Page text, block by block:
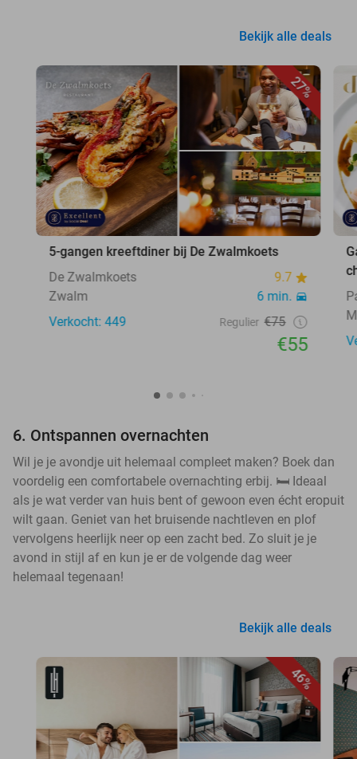
Bekijk alle deals
27%
5-gangen kreeftdiner bij De Zwalmkoets
De Zwalmkoets
9.7
Zwalm
6 min.
Verkocht: 449
Regulier €75
€55
6. Ontspannen overnachten
Wil je je avondje uit helemaal compleet maken? Boek dan
voordelig een comfortabele overnachting erbij. 🛏️ Ideaal
als je wat verder van huis bent of gewoon even écht eropuit
wilt gaan. Geniet van het bruisende nachtleven en plof
vervolgens heerlijk neer op een zacht bed. Zo sluit je je
avond in stijl af en kun je er de volgende dag weer
helemaal tegenaan!
Bekijk alle deals
46%